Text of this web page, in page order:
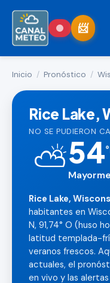
Inicio / Pronóstico /
Rice Lake,
NO SE PUDIERON
⛅54°
Rice Lake,
habitantes en
N, 91,74° O (huso
latitud templada-
veranos frescos.
actuales, el
en vivo y las